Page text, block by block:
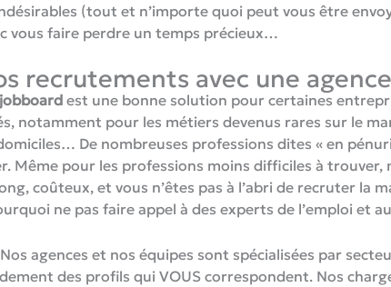
(tout et n’importe quoi peut vous être
vous faire perdre un temps précieux…
recrutements avec une
est une bonne solution pour certaines
notamment pour les métiers devenus rares sur le
De nombreuses professions dites « en
Même pour les professions moins difficiles à trouver,
coûteux, et vous n’êtes pas à l’abri de recruter la
ne pas faire appel à des experts de l’emploi et
agences et nos équipes sont spécialisées par
des profils qui VOUS correspondent. Nos